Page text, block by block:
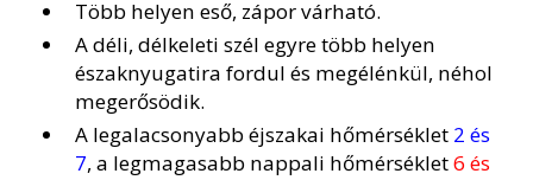
Több helyen eső, zápor várható.
A déli, délkeleti szél egyre több helyen
északnyugatira fordul és megélénkül, néhol
megerősödik.
A legalacsonyabb éjszakai hőmérséklet 2 és
7, a legmagasabb nappali hőmérséklet6 és